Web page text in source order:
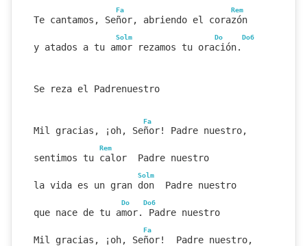
Fa Rem
Te cantamos, Señor, abriendo el corazón
Solm Do Do6
y atados a tu amor rezamos tu oración.
Se reza el Padrenuestro
Fa
Mil gracias, ¡oh, Señor! Padre nuestro,
Rem
sentimos tu calor  Padre nuestro
Solm
la vida es un gran don  Padre nuestro
Do Do6
que nace de tu amor. Padre nuestro
Fa
Mil gracias, ¡oh, Señor!  Padre nuestro,